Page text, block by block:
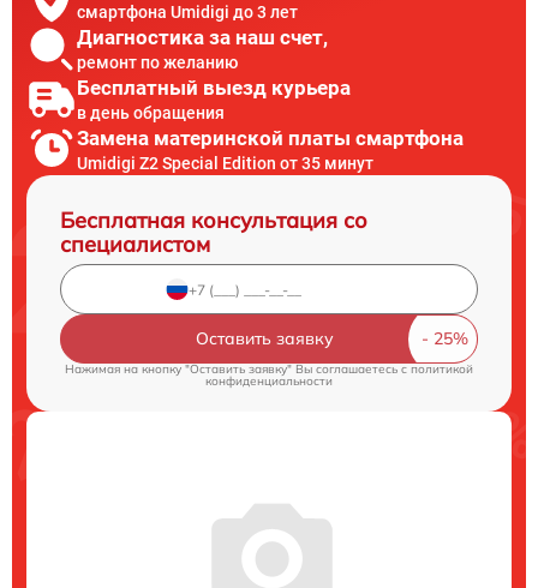
смартфона Umidigi до 3 лет
Диагностика за наш счет,
ремонт по желанию
Бесплатный выезд курьера
в день обращения
Замена материнской платы смартфона
Umidigi Z2 Special Edition от 35 минут
Бесплатная консультация со
специалистом
Оставить заявку
Нажимая на кнопку "Оставить заявку" Вы соглашаетесь c политикой
конфиденциальности